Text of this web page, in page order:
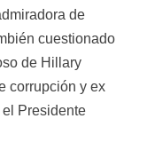
de
cuestionado
de Hillary
corrupción y ex
Presidente